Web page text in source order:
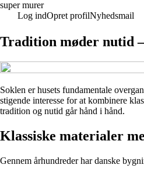
super murer
Log indOpret profilNyhedsmail
Tradition møder nutid
Soklen er husets fundamentale
stigende interesse for at kombinere
tradition og nutid går hånd i hånd.
Klassiske materialer
Gennem århundreder har danske